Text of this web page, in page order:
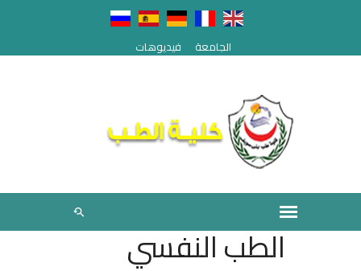
الجامعة فيديوهات
الطب النفسي